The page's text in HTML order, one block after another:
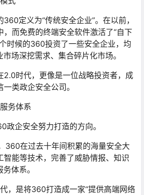
定义为“传统安全企业”。在以前，
，而免费的终端安全软件激活了“自下
时候的360投资了一些安全企业，均
场深挖需求、集合碎片化市场。
2.0时代，更像是一位战略投资者，成
类政企安全公司。
务体系
政企安全努力打造的方向。
360在过去十年间积累的海量安全大
智能等技术，完善了威胁情报、知识
体系。
，是将360打造成一家“提供高端网络